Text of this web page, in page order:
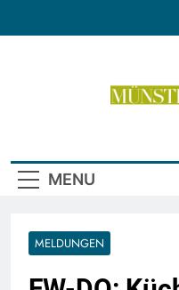
MENU
MELDUNGEN